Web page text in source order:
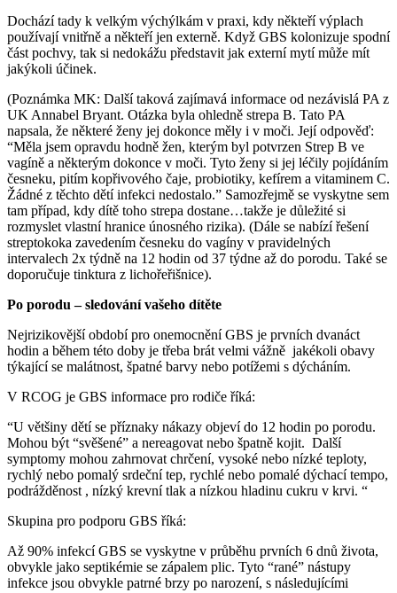
Dochází tady k velkým výchýlkám v praxi, kdy někteří výplach
používají vnitřně a někteří jen externě. Když GBS kolonizuje spodní
část pochvy, tak si nedokážu představit jak externí mytí může mít
jakýkoli účinek.
(Poznámka MK: Další taková zajímavá informace od nezávislá PA z
UK Annabel Bryant. Otázka byla ohledně strepa B. Tato PA
napsala, že některé ženy jej dokonce měly i v moči. Její odpověď:
“Měla jsem opravdu hodně žen, kterým byl potvrzen Strep B ve
vagíně a některým dokonce v moči. Tyto ženy si jej léčily pojídáním
česneku, pitím kopřivového čaje, probiotiky, kefírem a vitaminem C.
Žádné z těchto dětí infekci nedostalo.” Samozřejmě se vyskytne sem
tam případ, kdy dítě toho strepa dostane…takže je důležité si
rozmyslet vlastní hranice únosného rizika). (Dále se nabízí řešení
streptokoka zavedením česneku do vagíny v pravidelných
intervalech 2x týdně na 12 hodin od 37 týdne až do porodu. Také se
doporučuje tinktura z lichořeřišnice).
Po porodu – sledování vašeho dítěte
Nejrizikovější období pro onemocnění GBS je prvních dvanáct
hodin a během této doby je třeba brát velmi vážně jakékoli obavy
týkající se malátnost, špatné barvy nebo potížemi s dýcháním.
V RCOG je GBS informace pro rodiče říká:
“U většiny dětí se příznaky nákazy objeví do 12 hodin po porodu.
Mohou být “svěšené” a nereagovat nebo špatně kojit. Další
symptomy mohou zahrnovat chrčení, vysoké nebo nízké teploty,
rychlý nebo pomalý srdeční tep, rychlé nebo pomalé dýchací tempo,
podrážděnost , nízký krevní tlak a nízkou hladinu cukru v krvi. “
Skupina pro podporu GBS říká:
Až 90% infekcí GBS se vyskytne v průběhu prvních 6 dnů života,
obvykle jako septikémie se zápalem plic. Tyto “rané” nástupy
infekce jsou obvykle patrné brzy po narození, s následujícími